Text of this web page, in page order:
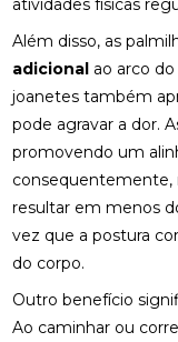
atividades físicas
Além disso, as
adicional ao arco
joanetes também
pode agravar a dor.
promovendo um
consequentemente,
resultar em menos
vez que a postura
do corpo.
Outro benefício
Ao caminhar ou
MELHOR
ACUPUNTURA
ACUPUNTURA RJ: DESCUBRA OS BENEFÍCIOS E
ONDE
ACUPUNTURA: BENEFÍCIOS E APLICAÇÕES PARA
SUA SAÚDE
BENEFÍCIOS DA
BENEFÍCIOS DA ACUPUNTURA RJ PARA SAÚDE E
BEM-ESTAR